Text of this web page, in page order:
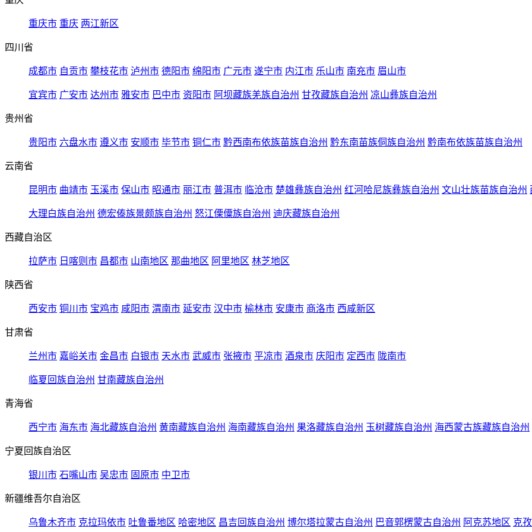
重庆市 重庆 两江新区
四川省
成都市 自贡市 攀枝花市 泸州市 德阳市 绵阳市 广元市 遂宁市 内江市 乐山市 南充市 眉山市
宜宾市 广安市 达州市 雅安市 巴中市 资阳市 阿坝藏族羌族自治州 甘孜藏族自治州 凉山彝族自治州
贵州省
贵阳市 六盘水市 遵义市 安顺市 毕节市 铜仁市 黔西南布依族苗族自治州 黔东南苗族侗族自治州 黔南布依族苗族自治州
云南省
昆明市 曲靖市 玉溪市 保山市 昭通市 丽江市 普洱市 临沧市 楚雄彝族自治州 红河哈尼族彝族自治州 文山壮族苗族自治州
大理白族自治州 德宏傣族景颇族自治州 怒江傈僳族自治州 迪庆藏族自治州
西藏自治区
拉萨市 日喀则市 昌都市 山南地区 那曲地区 阿里地区 林芝地区
陕西省
西安市 铜川市 宝鸡市 咸阳市 渭南市 延安市 汉中市 榆林市 安康市 商洛市 西咸新区
甘肃省
兰州市 嘉峪关市 金昌市 白银市 天水市 武威市 张掖市 平凉市 酒泉市 庆阳市 定西市 陇南市
临夏回族自治州 甘南藏族自治州
青海省
西宁市 海东市 海北藏族自治州 黄南藏族自治州 海南藏族自治州 果洛藏族自治州 玉树藏族自治州 海西蒙古族藏族自治州
宁夏回族自治区
银川市 石嘴山市 吴忠市 固原市 中卫市
新疆维吾尔自治区
乌鲁木齐市 克拉玛依市 吐鲁番地区 哈密地区 昌吉回族自治州 博尔塔拉蒙古自治州 巴音郭楞蒙古自治州 阿克苏地区 克